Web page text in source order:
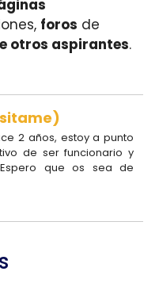
foros de
otros aspirantes.
2 años, estoy a punto
de ser funcionario y
que os sea de